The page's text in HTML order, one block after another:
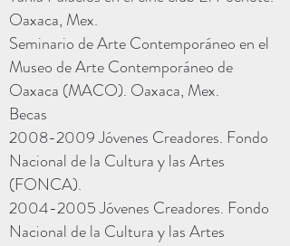
Oaxaca, Mex.
Seminario de Arte Contemporáneo en el
Museo de Arte Contemporáneo de
Oaxaca (MACO). Oaxaca, Mex.
Becas
2008-2009Jóvenes Creadores. Fondo
Nacional de la Cultura y las Artes
(FONCA).
2004-2005Jóvenes Creadores. Fondo
Nacional de la Cultura y las Artes